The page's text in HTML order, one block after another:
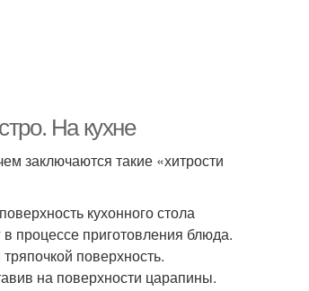
На кухне
заключаются такие «хитрости
кухонного стола
процессе приготовления блюда.
поверхность.
на поверхности царапины.